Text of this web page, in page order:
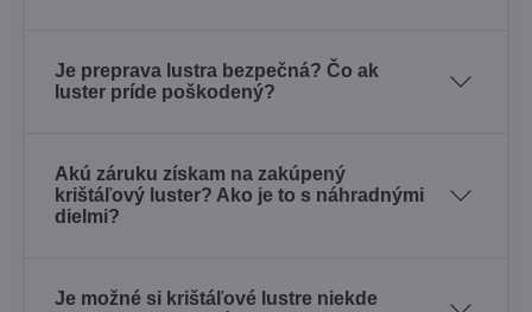
Je preprava lustra bezpečná? Čo ak
luster príde poškodený?
Akú záruku získam na zakúpený
krištáľový luster? Ako je to s náhradnými
dielmi?
Je možné si krištáľové lustre niekde